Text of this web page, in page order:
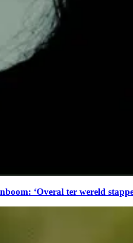
‘Overal ter wereld